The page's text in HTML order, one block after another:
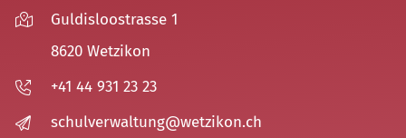
Guldisloostrasse 1
8620 Wetzikon
+41 44 931 23 23
sch lv rw lt ng w tz k n ch